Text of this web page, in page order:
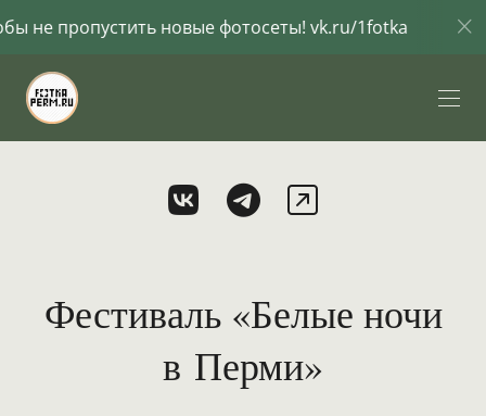
фотосеты! vk.ru/1fotka Подпишись
Фестиваль «Белые ночи
в Перми»